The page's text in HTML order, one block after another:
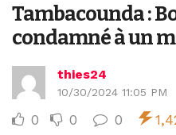
Tambacounda :
condamné à un
thies24
10/30/2024 11:05 PM
0 0 0